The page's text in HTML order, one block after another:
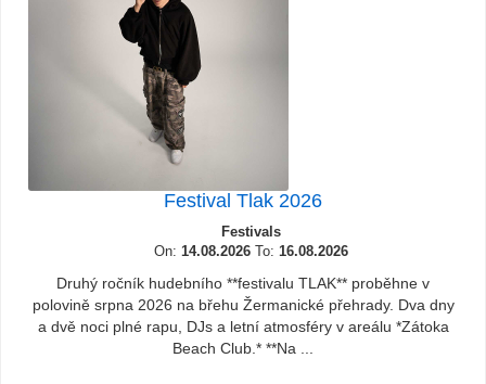
Festival Tlak 2026
Festivals
On: 14.08.2026 To: 16.08.2026
Druhý ročník hudebního **festivalu TLAK** proběhne v
polovině srpna 2026 na břehu Žermanické přehrady. Dva dny
a dvě noci plné rapu, DJs a letní atmosféry v areálu *Zátoka
Beach Club.* **Na ...